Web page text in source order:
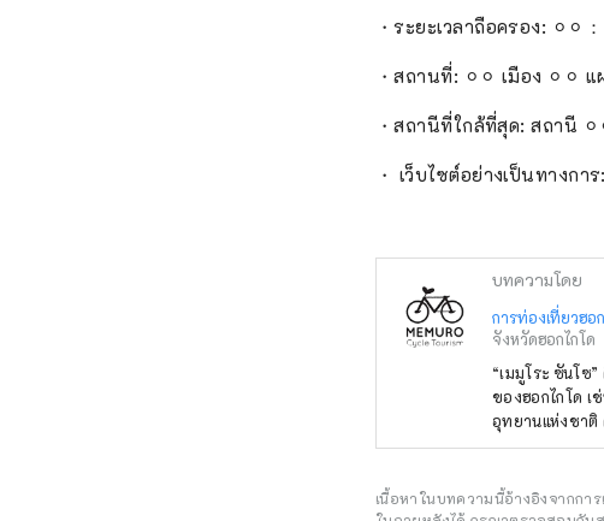
・ระยะเวลาถือครอง: ⚪︎⚪︎：
・สถานที่: ⚪︎⚪︎ เมือง ⚪︎⚪︎
・สถานีที่ใกล้ที่สุด: สถานี
・ เว็บไซต์อย่างเป็นทางกา
บทความโดย
การท่องเที่ยวฮอ
จังหวัดฮอกไกโด
“เมมูโระ ซันโซ” คือทัวร์ปั่น
ของฮอกไกโด
อุทยานแห่งชาติ ด้
คุณจะได้สัมผัสกั
โอบิฮิโระ เรายินดีให้คำปรึกษาเกี่ยวกับทัวร์ที่ออกแบบเองตามความต้องการของคุณโดยอิงตามเวลาและระยะ
เนื้อหาในบทความนี้อ้างอิงจากกา